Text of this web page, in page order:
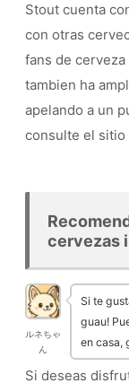
Stout cuenta
con otras
fans de cerveza
tambien ha
apelando a un
consulte el sitio
cervezas
ルネちゃ
ん
Si te
guau!
en casa,
Si deseas